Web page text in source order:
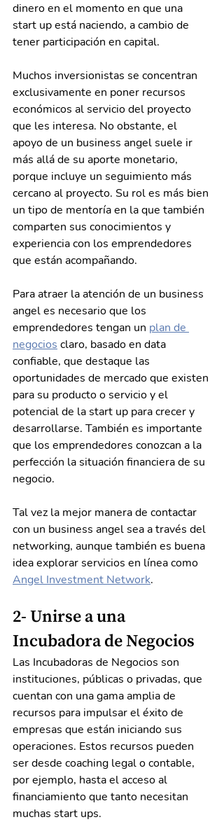
dinero en el momento en que una
start up está naciendo, a cambio de
tener participación en capital.
Muchos inversionistas se concentran
exclusivamente en poner recursos
económicos al servicio del proyecto
que les interesa. No obstante, el
apoyo de un business angel suele ir
más allá de su aporte monetario,
porque incluye un seguimiento más
cercano al proyecto. Su rol es más bien
un tipo de mentoría en la que también
comparten sus conocimientos y
experiencia con los emprendedores
que están acompañando.
Para atraer la atención de un business
angel es necesario que los
emprendedores tengan un plan de
negocios claro, basado en data
confiable, que destaque las
oportunidades de mercado que existen
para su producto o servicio y el
potencial de la start up para crecer y
desarrollarse. También es importante
que los emprendedores conozcan a la
perfección la situación financiera de su
negocio.
Tal vez la mejor manera de contactar
con un business angel sea a través del
networking, aunque también es buena
idea explorar servicios en línea como
Angel Investment Network.
2- Unirse a una
Incubadora de Negocios
Las Incubadoras de Negocios son
instituciones, públicas o privadas, que
cuentan con una gama amplia de
recursos para impulsar el éxito de
empresas que están iniciando sus
operaciones. Estos recursos pueden
ser desde coaching legal o contable,
por ejemplo, hasta el acceso al
financiamiento que tanto necesitan
muchas start ups.